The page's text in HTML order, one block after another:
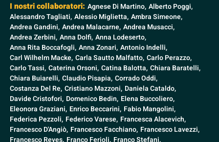
I nostri collaboratori: Agnese Di Martino, Alberto Poggi,
Alessandro Tagliati, Alessio Miglietta, Ambra Simeone,
Andrea Gandini, Andrea Malacarne, Andrea Musacci,
Andrea Zerbini, Anna Dolfi, Anna Lodeserto,
Anna Rita Boccafogli, Anna Zonari, Antonio Indelli,
Carl Wilhelm Macke, Carla Sautto Malfatto, Carlo Perazzo,
Carlo Tassi, Caterina Orsoni, Catina Balotta, Chiara Baratelli,
Chiara Buiarelli, Claudio Pisapia, Corrado Oddi,
Costanza Del Re, Cristiano Mazzoni, Daniela Cataldo,
Davide Cristofori, Domenico Bedin, Elena Buccoliero,
Eleonora Graziani, Enrico Beccarini, Fabio Mangolini,
Federica Pezzoli, Federico Varese, Francesca Alacevich,
Francesco D'Angiò, Francesco Facchiano, Francesco Lavezzi,